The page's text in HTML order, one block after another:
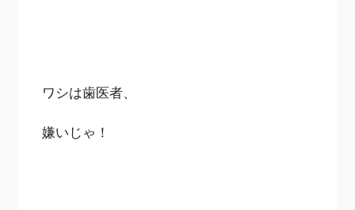
ワシは歯医者、
嫌いじゃ！